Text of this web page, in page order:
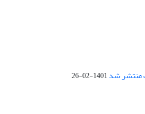
1401-02-26